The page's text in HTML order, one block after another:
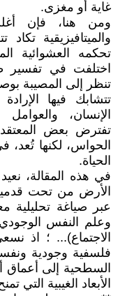
غاية أو مغزى.
ومن هنا، فإن
والميتافيزيقية
تحكمه العشوائية
اختلفت في تفسير
تنظر إلى المصيبة
تتشابك فيها
الإنسان، والعوامل
تفترض بعض
الحواس، لكنها
الحياة.
في هذه المقالة،
الأرض من تحت
عبر صياغة تحليلية
وعلم النفس
الاجتماع)... ؛ اذ
فلسفية وجودية
السطحية إلى أعماق
الأبعاد الغيبية التي